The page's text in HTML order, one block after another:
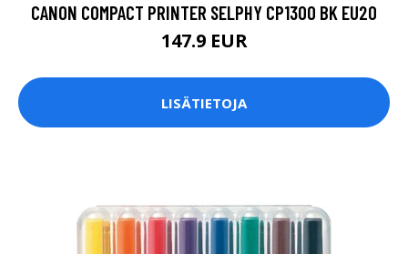
CANON COMPACT PRINTER SELPHY CP1300 BK EU20
147.9 EUR
LISÄTIETOJA